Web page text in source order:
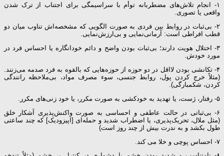
۱- انجام تلاش‌های مضطربانه توأم با سراسیمگی برای اجتناب از ترک شدن
واقعی یا تصوری.
۲- بی‌ثبات در روابط بین فردی به صورت الگویی که مشخصه‌اش تناوب میان دو
قطب افراطی است: آرمانی‌نمایی و بی‌ارزش‌نمایی.
۳- اختلال هویت دارند؛ بی‌ثبات بودن واضح و دائم خودانگاره یا احساس فرد در
مورد خودش.
۴- تکانشی بودن لااقل در دو حوزه از حوزه‌هایی که بالقوه به فرد صدمه می‌زنند.
(مثلاً خرج کردن پول، روابط جنسی، سوء مصرف مواد، بی‌ملاحظه رانندگی
کردن، شکمبارگی).
۵- رفتار، ژست، یا تهدید به خودکشی به صورت مکرر، یا خود زنی‌های مکرر.
۶- بی‌ثباتی در حالت عاطفی و احساسی به صورت واکنش‌پذیری آشکار خلق
(مثل ملال، تحریک‌پذیری، یا اضطراب شدید و حمله‌ای [اپیزودیک] که چند ساعتی
طول بکشد و به ندرت بیش از چند روز است)
۷- احساس پوچی و خلا می کند.